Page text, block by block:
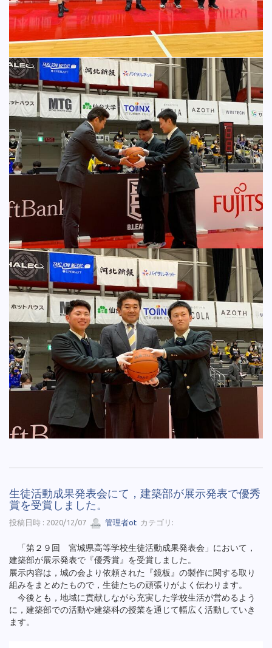
生徒活動成果発表会にて，建築部が展示発表で優秀
賞を受賞しました。
投稿日時 : 2020/12/07 管理者ot カテゴリ:
「第２９回 宮城県高等学校生徒活動成果発表会」において，
建築部が展示発表で『優秀賞』を受賞しました。
展示内容は，城の会より依頼された『鏡板』の製作に関する取り
組みをまとめたもので，生徒たちの頑張りがよく伝わります。
今後とも，地域に貢献しながら充実した学校生活が営めるよう
に，建築部での活動や建築科の授業を通じて幅広く活動していき
ます。